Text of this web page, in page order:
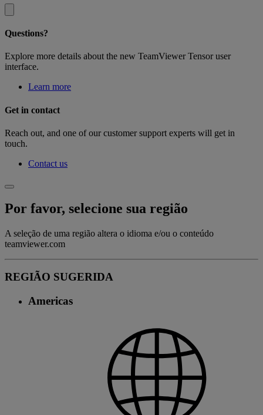
Questions?
Explore more details about the new TeamViewer Tensor user
interface.
Learn more
Get in contact
Reach out, and one of our customer support experts will get in
touch.
Contact us
Por favor, selecione sua região
A seleção de uma região altera o idioma e/ou o conteúdo
teamviewer.com
REGIÃO SUGERIDA
Americas